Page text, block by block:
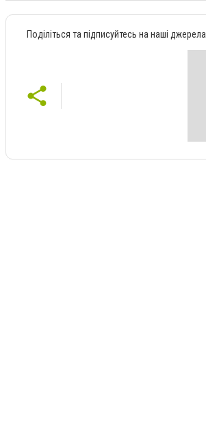
Поділіться та підписуйтесь на наші джерела